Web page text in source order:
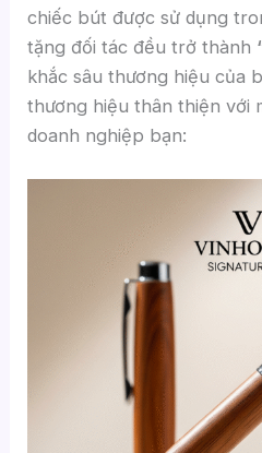
chiếc bút được sử dụng
tặng đối tác đều trở thành
khắc sâu thương hiệu của
thương hiệu thân thiện với
doanh nghiệp bạn: